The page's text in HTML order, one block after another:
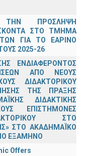
ΤΗΝ ΠΡΟΣΛΗΨΗ
ΣΤΟ ΤΜΗΜΑ
ΓΙΑ ΤΟ ΕΑΡΙΝΟ
2025-26
ΕΝΔΙΑΦΕΡΟΝΤΟΣ
ΑΠΟ ΝΕΟΥΣ
ΔΙΔΑΚΤΟΡΙΚΟΥ
ΤΗΣ ΠΡΑΞΗΣ
ΔΙΔΑΚΤΙΚΗΣ
ΕΠΙΣΤΗΜΟΝΕΣ
ΣΤΟ
ΣΤΟ ΑΚΑΔΗΜΑΪΚΟ
ΕΞΑΜΗΝΟ
Offers